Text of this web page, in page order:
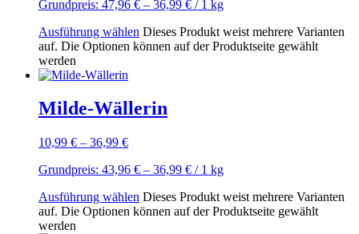
Grundpreis: 47,96 € – 36,99 € / 1 kg
Ausführung wählen Dieses Produkt weist mehrere Varianten
auf. Die Optionen können auf der Produktseite gewählt
werden
Milde-Wällerin
10,99 € – 36,99 €
Grundpreis: 43,96 € – 36,99 € / 1 kg
Ausführung wählen Dieses Produkt weist mehrere Varianten
auf. Die Optionen können auf der Produktseite gewählt
werden